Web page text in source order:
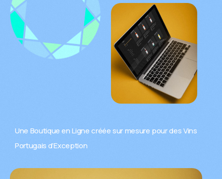
Une Boutique en Ligne créée sur mesure pour des Vins
Portugais d’Exception